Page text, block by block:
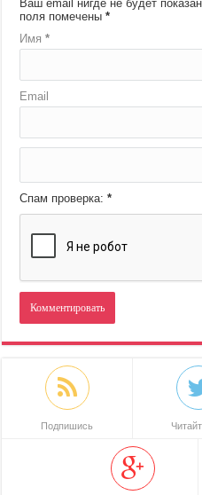
Ваш email нигде не будет показан.
поля помечены*
Имя*
Email
Спам проверка:*
Подпишись